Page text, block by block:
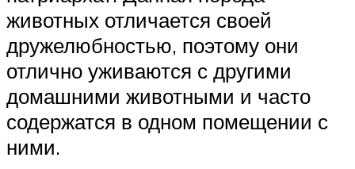
животных отличается своей
дружелюбностью, поэтому они
отлично уживаются с другими
домашними животными и часто
содержатся в одном помещении с
ними.